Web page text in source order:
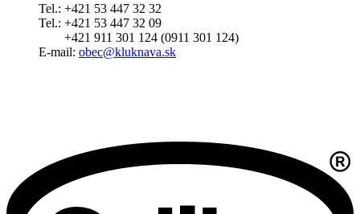
Tel.: +421 53 447 32 32
Tel.: +421 53 447 32 09
+421 911 301 124 (0911 301 124)
E-mail: obec@kluknava.sk